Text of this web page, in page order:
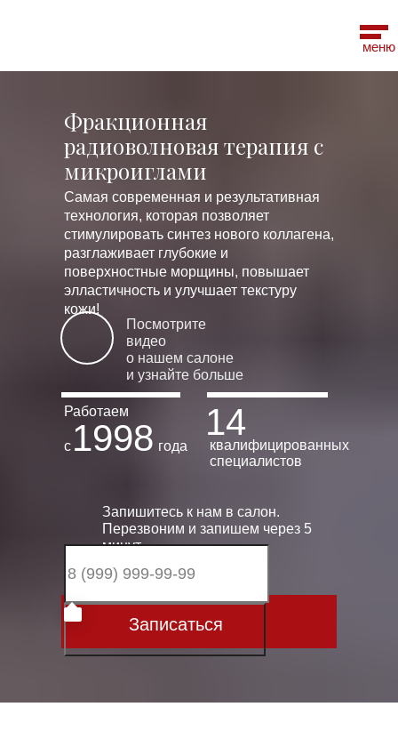
меню
Фракционная
радиоволновая терапия с
микроиглами
Запишитесь к нам в салон.
Перезвоним и запишем через 5
минут.
Записаться
Посмотрите
видео
о нашем салоне
и узнайте больше
Работаем
с
14
специалистов
квалифицированных
1998 года
Самая современная и результативная
технология, которая позволяет
стимулировать синтез нового коллагена,
разглаживает глубокие и
поверхностные морщины, повышает
элластичность и улучшает текстуру
кожи!